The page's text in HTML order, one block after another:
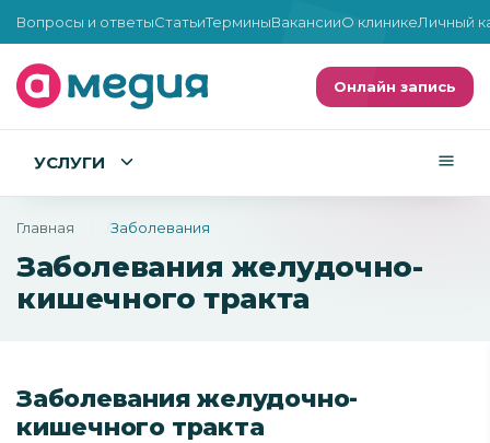
Вопросы и ответыСтатьиТерминыВакансииО клиникеЛичный
Онлайн запись
УСЛУГИ
Главная Заболевания
Заболевания желудочно-
кишечного тракта
Заболевания желудочно-
кишечного тракта